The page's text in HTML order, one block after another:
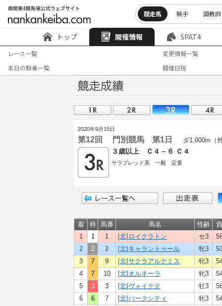
競走馬 騎手 調教師
トップ 開催情報 SPAT4
レース一覧
変更情報一覧
本日の騎乗一覧
開催日程
2020年9月15日
第12回 門別競馬 第1日 ダ1,000m（
３歳以上 Ｃ４－６ Ｃ４
サラブレッド系 一般 定量
着 枠 馬番 馬名 性齢
1
1 1 [北]ロイクラトン セ3
2
2 2 [北]キャラントゥール 牝3
3
7 9 [北]サクラアルテミス 牝3
4
7 10 [北]オルネーラ 牝3
5
3 3 [北]ヴォイテク 牡3
6
6 7 [北]パークシティ 牝3